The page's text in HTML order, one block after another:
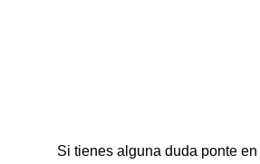
Si tienes alguna duda ponte